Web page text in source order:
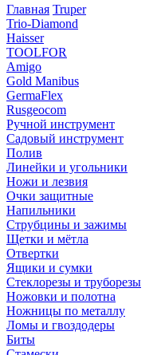
Главная Truper
Trio-Diamond
Haisser
TOOLFOR
Amigo
Gold Manibus
GermaFlex
Rusgeocom
Ручной инструмент
Садовый инструмент
Полив
Линейки и угольники
Ножи и лезвия
Очки защитные
Напильники
Струбцины и зажимы
Щетки и мётла
Отвертки
Ящики и сумки
Стеклорезы и труборезы
Ножовки и полотна
Ножницы по металлу
Ломы и гвоздодеры
Биты